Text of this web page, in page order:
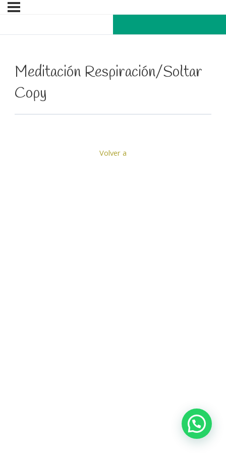
Meditación Respiración/Soltar
Copy
Volver a